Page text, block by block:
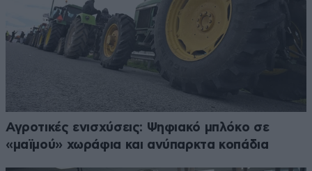
Αγροτικές ενισχύσεις: Ψηφιακό μπλόκο σε
«μαϊμού» χωράφια και ανύπαρκτα κοπάδια